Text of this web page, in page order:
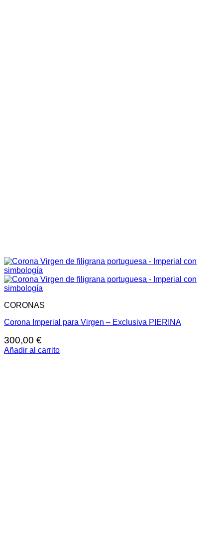
CORONAS
Corona Imperial para Virgen – Exclusiva PIERINA
300,00 €
Añadir al carrito